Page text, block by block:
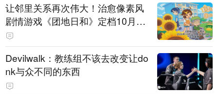
让邻里关系再次伟大！治愈像素风
剧情游戏《团地日和》定档10月30
日发售
Devilwalk：教练组不该去改变让do
nk与众不同的东西